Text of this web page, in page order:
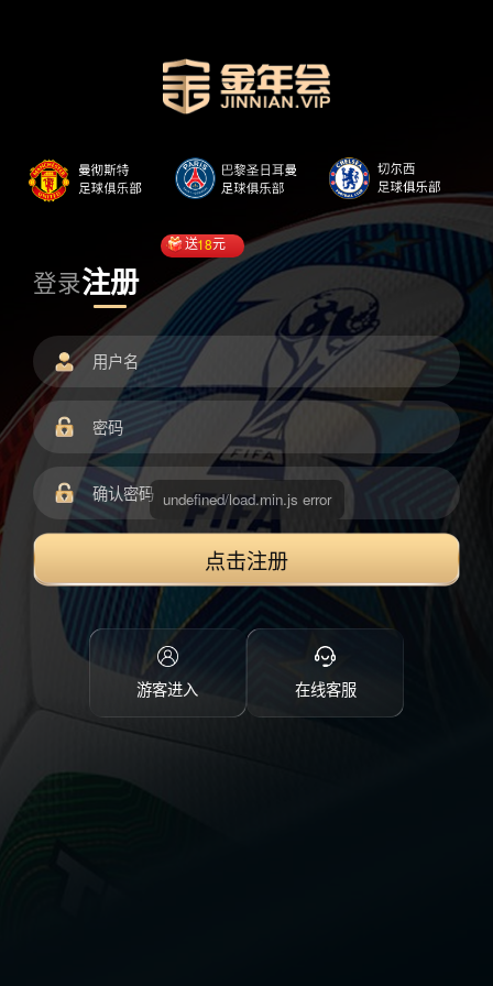
登录注册
送18元
点击注册
游客进入 在线客服